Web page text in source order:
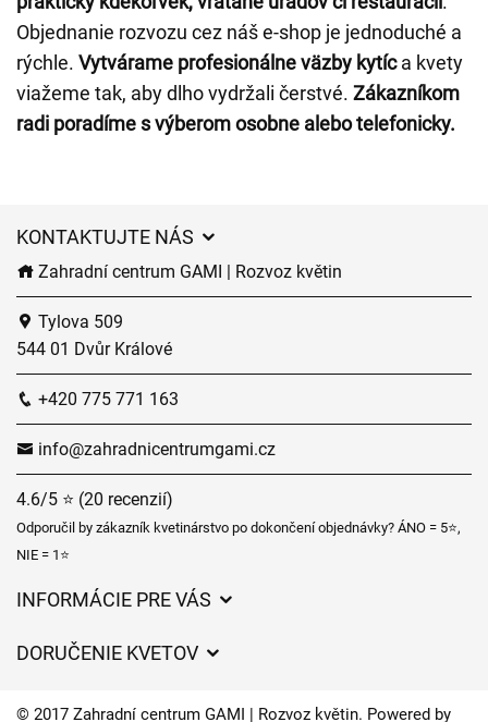
Objednanie rozvozu cez náš e-shop je jednoduché a
rýchle. Vytvárame profesionálne väzby kytíca kvety
viažeme tak, aby dlho vydržali čerstvé. Zákazníkom
radi poradíme s výberom osobne alebo telefonicky.
KONTAKTUJTE NÁS
Zahradní centrum GAMI | Rozvoz květin
Tylova 509
544 01 Dvůr Králové
+420 775 771 163
info@zahradnicentrumgami.cz
4.6/5 ⭐ (20 recenzií)
Odporučil by zákazník kvetinárstvo po dokončení objednávky? ÁNO = 5⭐,
NIE = 1⭐
INFORMÁCIE PRE VÁS
Časy doručenia kvetov – prehľad možností
DORUČENIE KVETOV
© 2017 Zahradní centrum GAMI | Rozvoz květin. Powered by